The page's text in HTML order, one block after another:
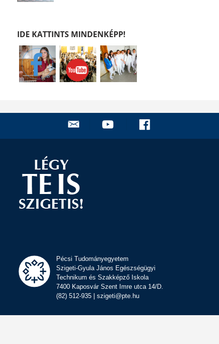
IDE KATTINTS MINDENKÉPP!
Pécsi Tudományegyetem
Szigeti-Gyula János Egészségügyi
Technikum és Szakképző Iskola
7400 Kaposvár Szent Imre utca 14/D.
(82) 512-935 | szigeti@pte.hu